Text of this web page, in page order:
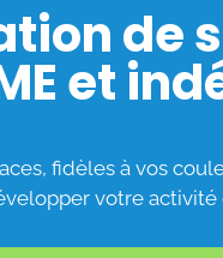
de
et
fidèles à vos
votre activité